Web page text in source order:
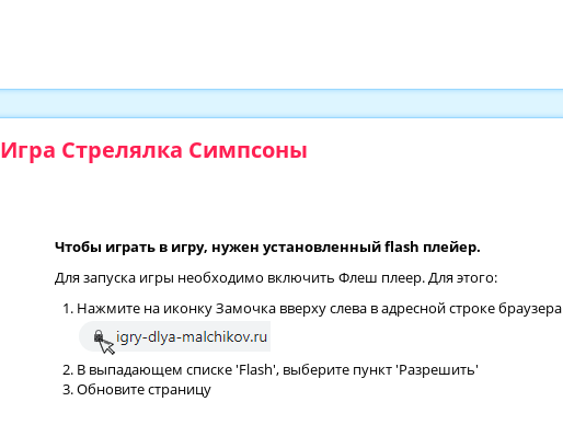
Игра Стрелялка Симпсоны
Чтобы играть в игру, нужен установленный flash плейер.
Для запуска игры необходимо включить Флеш плеер. Для этого:
Нажмите на иконку Замочка вверху слева в адресной строке браузера
В выпадающем списке 'Flash', выберите пункт 'Разрешить'
Обновите страницу